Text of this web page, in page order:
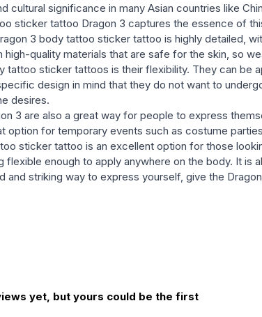
cultural significance in many Asian countries like
sticker tattoo Dragon 3 captures the essence of
3 body tattoo sticker tattoo is highly detailed,
quality materials that are safe for the skin, so
tattoo sticker tattoos is their flexibility. They can
design in mind that they do not want to
desires.
3 are also a great way for people to express
option for temporary events such as costume
sticker tattoo is an excellent option for those
flexible enough to apply anywhere on the body. It
and striking way to express yourself, give the
yet, but yours could be the first